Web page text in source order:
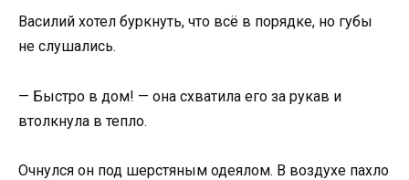
Василий хотел буркнуть, что всё в порядке, но губы
не слушались.
— Быстро в дом! — она схватила его за рукав и
втолкнула в тепло.
Очнулся он под шерстяным одеялом. В воздухе пахло